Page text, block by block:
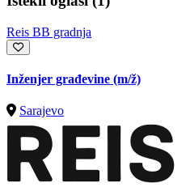
Reis BB gradnja
Inženjer građevine (m/ž)
Sarajevo